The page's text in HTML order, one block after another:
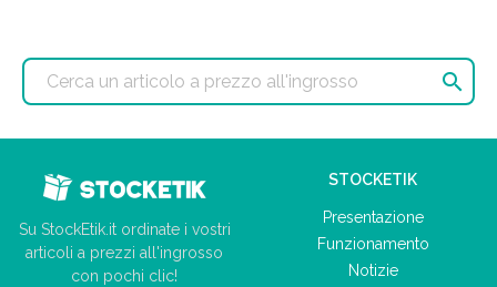

Su StockEtik.it ordinate i vostri
articoli a prezzi all'ingrosso
con pochi clic!
STOCKETIK
Presentazione
Funzionamento
Notizie